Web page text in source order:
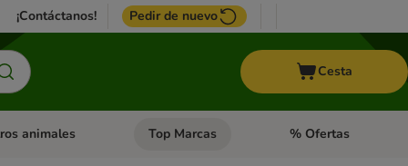
¡Contáctanos! Pedir de nuevo
Cesta
Roedores y +
de categoria abierto: Pájaros
animales Menú de categoria abierto: Otros animales
Top Marcas Menú de categoria
% Ofertas